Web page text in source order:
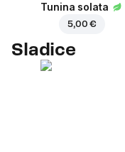
Tunina solata
5,00 €
Sladice